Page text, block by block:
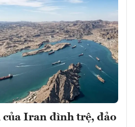
của Iran đình trệ, đảo